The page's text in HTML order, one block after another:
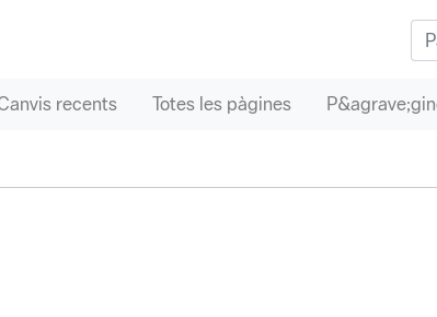
recents Totes les pàgines